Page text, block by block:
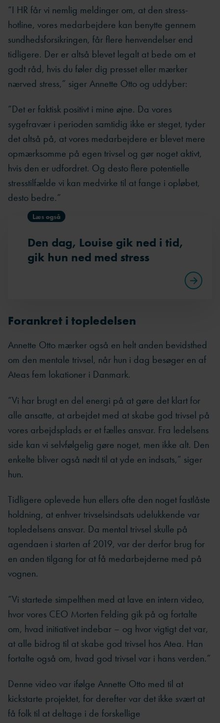
”I HR får vi nemlig meldinger om, at den stress-
hotline, vores medarbejdere kan benytte gennem
sundhedsforsikringen, får flere henvendelser end
tidligere. Der er altså blevet legalt at bede om et
godt råd, hvis du føler dig presset eller mærker
nærved stress,” siger Annette Otto og uddyber:
”Det er faktisk positivt i mine øjne. Da vores
sygefravær i perioden samtidig ikke er steget, tyder
det altså på, at vores medarbejdere er blevet mere
opmærksomme på egen trivsel og gør noget aktivt,
hvis den er udfordret. Og desto flere potentielle
stresstilfælde vi kan medvirke til at fange i opløbet,
desto bedre.”
Læs også
Den dag, Louise gik ned i tid,
gik hun ned med stress
Forankret i topledelsen
Annette Otto mærker også en helt anden bevidsthed
om den mentale trivsel, når hun i dag besøger en af
Ateas fem lokationer i Danmark.
”Vi har brugt en del energi på at gøre det klart for
alle ansatte, at arbejdet med at skabe god trivsel på
vores arbejdsplads er et fælles ansvar. Fra ledelsens
side kan vi selvfølgelig gøre noget, men ikke alt. Den
enkelte bliver også nødt til at yde en indsats,” siger
hun.
Tidligere oplevede hun ellers ofte den noget fastlåste
holdning, at enhver trivselsindsats udelukkende var
topledelsens ansvar. Da mental trivsel skulle på
agendaen i starten af 2019, var der derfor brug for
en anden tilgang for at få medarbejderne med på
vognen.
”Vi startede simpelthen med at lave en intern video,
hvor vores CEO Morten Felding gik på og fortalte
om, hvad initiativet indebar – og hvor vigtigt det var,
at alle bidrog til at skabe god trivsel hos Atea. Han
fortalte også om, hvad god trivsel var i hans verden.”
Denne video var ifølge Annette Otto med til at
kickstarte projektet, for derefter var det ikke svært at
få folk til at deltage i de forskellige